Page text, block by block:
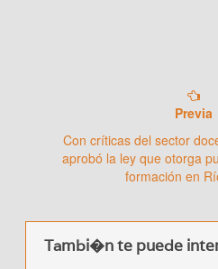
Previa
Con críticas del sector
aprobó la ley que otorga
formación en
Tambi�n te puede